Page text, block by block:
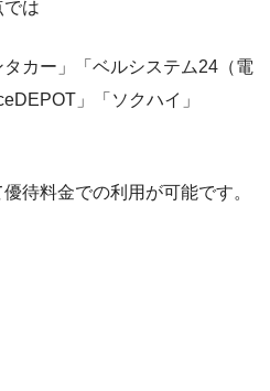
では
タカー」「ベルシステム24（電
」「ソクハイ」
待料金での利用が可能です。